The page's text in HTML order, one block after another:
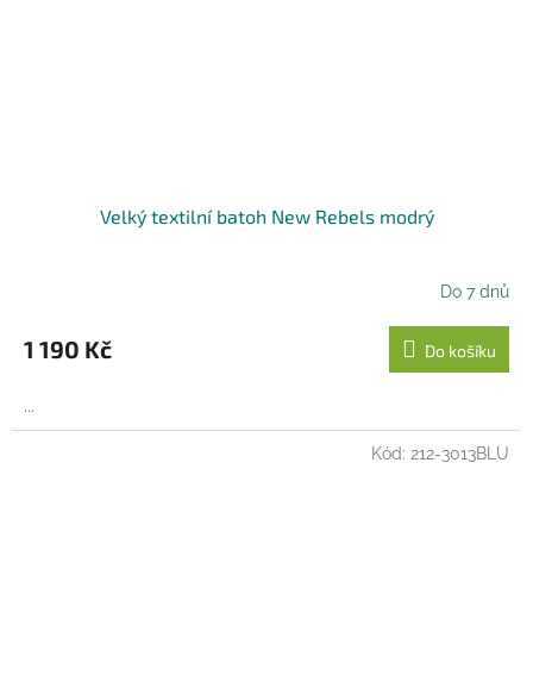
Velký textilní batoh New Rebels modrý
Do 7 dnů
1 190 Kč Do košíku
...
Kód: 212-3013BLU